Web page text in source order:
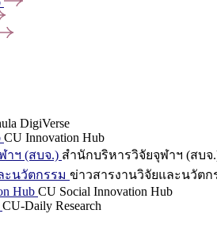
DigiVerse
CU Innovation Hub
าฯ (สบจ.) สำนักบริหารวิจัยจุฬาฯ (สบจ
ะนวัตกรรม ข่าวสารงานวิจัยและนวัตก
Hub CU Social Innovation Hub
CU-Daily Research